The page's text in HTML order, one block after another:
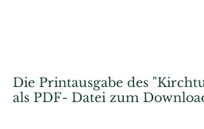
Die Printausgabe des
als PDF- Datei zum